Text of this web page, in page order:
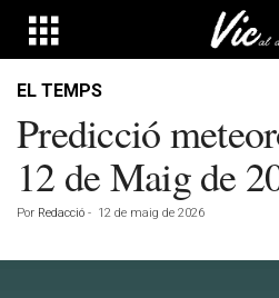
EL TEMPS
Predicció
12 de Maig de
Por Redacció - 12 de maig de 2026